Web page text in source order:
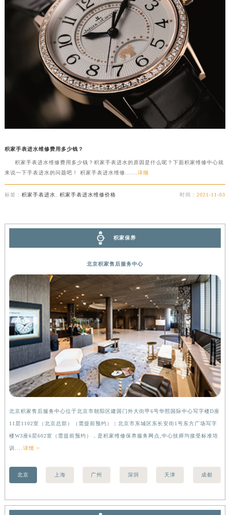
积家手表进水维修费用多少钱？
积家手表进水维修费用多少钱？积家手表进水的原因是什么呢？下面积家维修中心就
来说一下手表进水的问题吧！ 积家手表进水维修...... 详细
标签： 积家手表进水 积家手表进水维修价格 时间：2021-11-03
积家保养
北京积家售后服务中心
北京积家售后服务中心位于北京市朝阳区建国门外大街甲6号华熙国际中心写字楼D座
11层1102室（北京总部）（需提前预约） | 北京市东城区东长安街1号东方广场写字
楼W3座6层602室（需提前预约），是积家维修保养服务网点,中心技师均接受标准培
训.... 详情 >
北京 上海 广州 深圳 天津 成都